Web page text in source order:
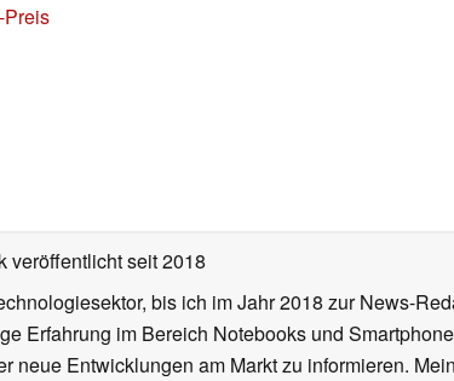
Preis
veröffentlichtseit 2018
bis ich im Jahr 2018 zur News-
Erfahrung im Bereich Notebooks und
neue Entwicklungen am Markt zu informieren.